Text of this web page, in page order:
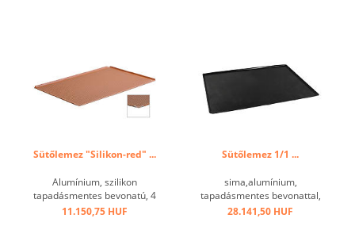
Sütőlemez "Silikon-red" ...
Alumínium, szilikon
tapadásmentes bevonatú, 4
oldalán 45 ° -os ferde, 3 mm
11.150,75 HUF
Sütőlemez 1/1 ...
sima,alumínium,
tapadásmentes bevonattal,
kb. 3 mm, enyhén
28.141,50 HUF